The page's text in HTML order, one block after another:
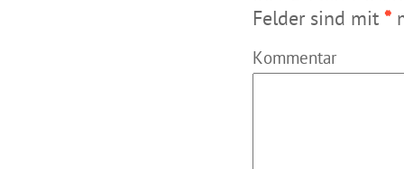
Felder sind mit *
Kommentar